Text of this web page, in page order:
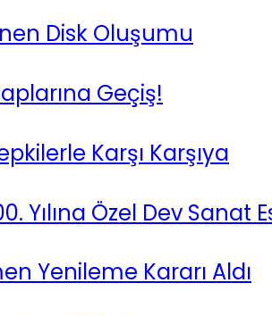
Disk Oluşumu
Geçiş!
Karşı Karşıya
Yılına Özel Dev Sanat
Yenileme Kararı Aldı